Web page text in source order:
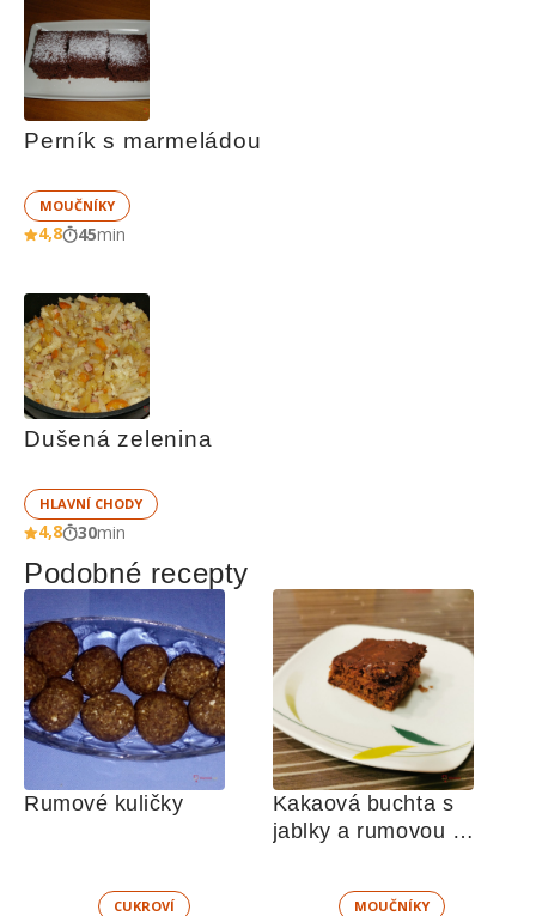
Perník s marmeládou
MOUČNÍKY
4,8 45min
Dušená zelenina
HLAVNÍ CHODY
4,8 30min
Podobné recepty
Rumové kuličky
CUKROVÍ
Kakaová buchta s
jablky a rumovou
MOUČNÍKY